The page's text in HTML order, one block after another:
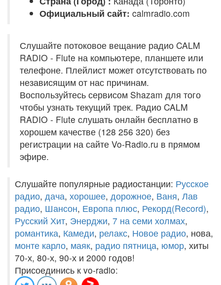
Официальный сайт: calmradio.com
Слушайте потоковое вещание радио CALM
RADIO - Flute на компьютере, планшете или
телефоне. Плейлист может отсутствовать по
независящим от нас причинам.
Воспользуйтесь сервисом Shazam для того
чтобы узнать текущий трек. Радио CALM
RADIO - Flute слушать онлайн бесплатно в
хорошем качестве (128 256 320) без
регистрации на сайте Vo-Radio.ru в прямом
эфире.
Слушайте популярные радиостанции: Русское
радио, дача, хорошее, дорожное, Ваня, Лав
радио, Шансон, Европа плюс, Рекорд(Record),
Русский Хит, Энерджи, 7 на семи холмах,
романтика, Камеди, релакс, Новое радио, нова,
монте карло, маяк, радио пятница, юмор, хиты
70-х, 80-х, 90-х и 2000 годов!
Присоединись к vo-radio: